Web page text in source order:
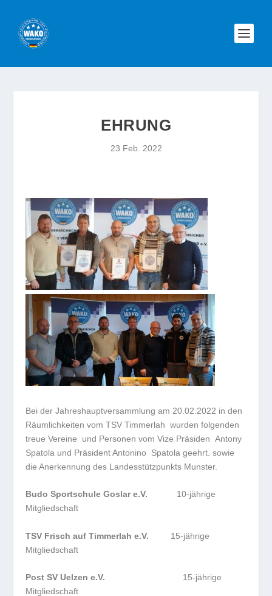
EHRUNG
23 Feb. 2022
Bei der Jahreshauptversammlung am 20.02.2022 in den
Räumlichkeiten vom TSV Timmerlah wurden folgenden
treue Vereine und Personen vom Vize Präsiden Antony
Spatola und Präsident Antonino Spatola geehrt. sowie
die Anerkennung des Landesstützpunkts Munster.
Budo Sportschule Goslar e.V. 10-jährige
Mitgliedschaft
TSV Frisch auf Timmerlah e.V. 15-jährige
Mitgliedschaft
Post SV Uelzen e.V. 15-jährige
Mitgliedschaft